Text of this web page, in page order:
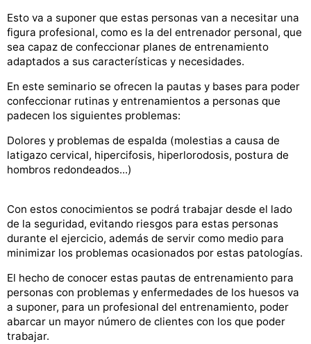
Esto va a suponer que estas personas van a necesitar una
figura profesional, como es la del entrenador personal, que
sea capaz de confeccionar planes de entrenamiento
adaptados a sus características y necesidades.
En este seminario se ofrecen la pautas y bases para poder
confeccionar rutinas y entrenamientos a personas que
padecen los siguientes problemas:
Dolores y problemas de espalda (molestias a causa de
latigazo cervical, hipercifosis, hiperlorodosis, postura de
hombros redondeados...)
Con estos conocimientos se podrá trabajar desde el lado
de la seguridad, evitando riesgos para estas personas
durante el ejercicio, además de servir como medio para
minimizar los problemas ocasionados por estas patologías.
El hecho de conocer estas pautas de entrenamiento para
personas con problemas y enfermedades de los huesos va
a suponer, para un profesional del entrenamiento, poder
abarcar un mayor número de clientes con los que poder
trabajar.